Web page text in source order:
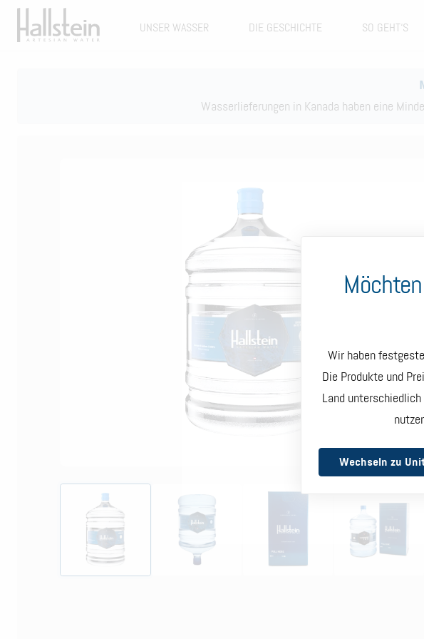
UNSER WASSER DIE GESCHICHTE SO GEHT‘S
Wasserlieferungen in Kanada haben eine
Wir haben
Die Produkte und
Land
Wechseln zu